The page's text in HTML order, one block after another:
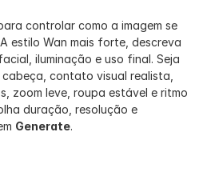
controlar como a imagem se
estilo Wan mais forte, descreva
iluminação e uso final. Seja
contato visual realista,
zoom leve, roupa estável e ritmo
duração, resolução e
Generate.